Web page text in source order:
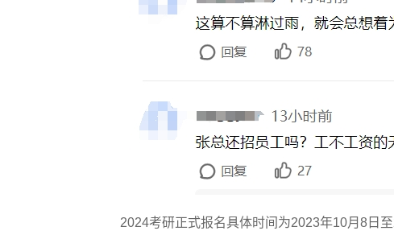
2024考研正式报名具体时间为2023年10月8日至